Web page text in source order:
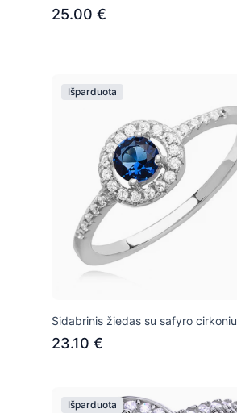
25.00 €
Išparduota
Sidabrinis žiedas su safyro cirkoniu
23.10 €
Išparduota